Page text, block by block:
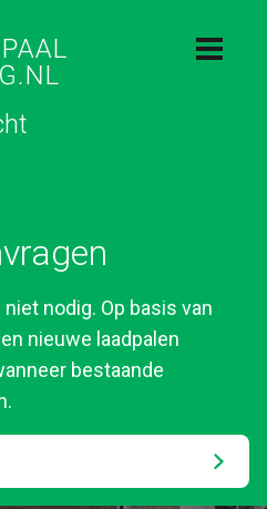
nodig. Op basis van
nieuwe laadpalen
bestaande